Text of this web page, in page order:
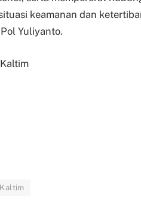
keamanan dan
Yuliyanto.